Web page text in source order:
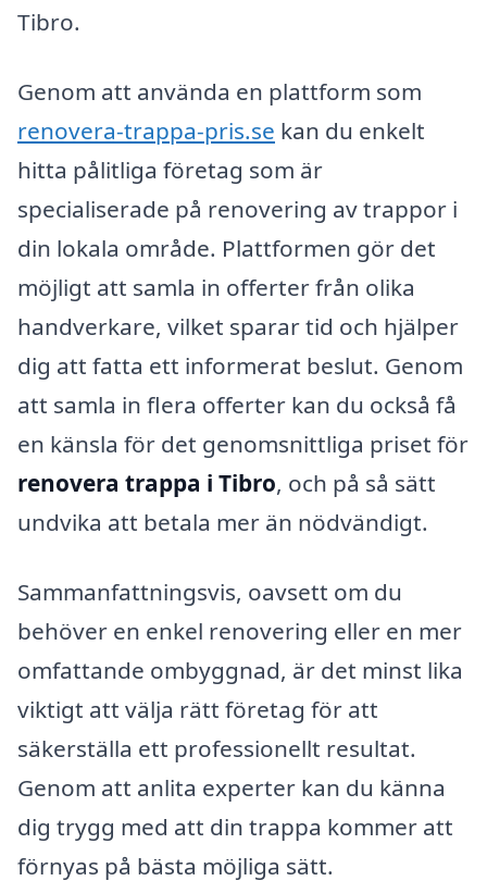
Tibro.
Genom att använda en plattform som
renovera-trappa-pris.se kan du enkelt
hitta pålitliga företag som är
specialiserade på renovering av trappor i
din lokala område. Plattformen gör det
möjligt att samla in offerter från olika
handverkare, vilket sparar tid och hjälper
dig att fatta ett informerat beslut. Genom
att samla in flera offerter kan du också få
en känsla för det genomsnittliga priset för
renovera trappa i Tibro, och på så sätt
undvika att betala mer än nödvändigt.
Sammanfattningsvis, oavsett om du
behöver en enkel renovering eller en mer
omfattande ombyggnad, är det minst lika
viktigt att välja rätt företag för att
säkerställa ett professionellt resultat.
Genom att anlita experter kan du känna
dig trygg med att din trappa kommer att
förnyas på bästa möjliga sätt.